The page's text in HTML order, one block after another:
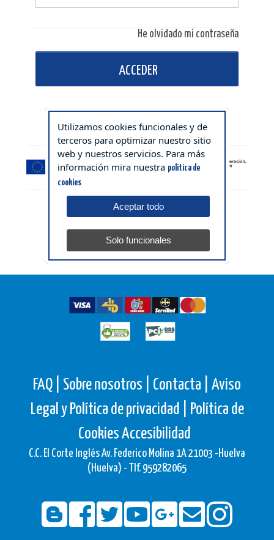
He olvidado mi contraseña
ACCEDER
FAQ | Sobre nosotros | Contacta |
Aviso
Legal y Política de privacidad |
Política de
CookiesAccesibilidad
C.C. El Corte Inglés Av. Federico Molina 1A 21003 -Huelva
(Huelva) - Tlf. 959282065
Utilizamos cookies funcionales y de
terceros para optimizar nuestro sitio
web y nuestros servicios. Para más
información mira nuestra politica de
cookies
Aceptar todo
Solo funcionales